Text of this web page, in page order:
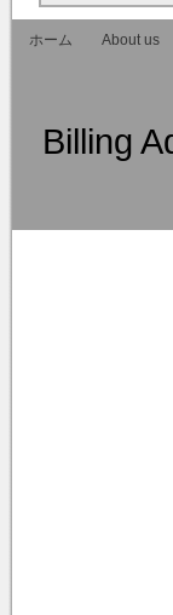
RMT
ホーム
About us
Billing